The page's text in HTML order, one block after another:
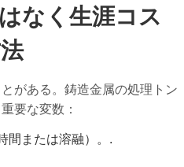
なく生涯コス
がある。鋳造金属の処理トン
要な変数：
間または溶融）。.